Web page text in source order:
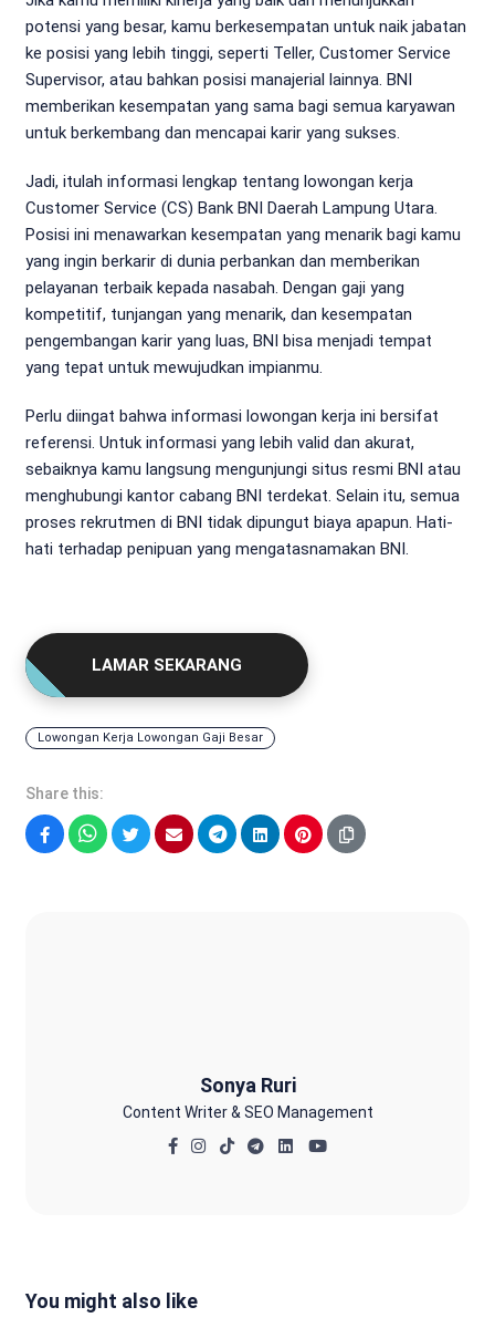
potensi yang besar, kamu berkesempatan untuk naik jabatan
ke posisi yang lebih tinggi, seperti Teller, Customer Service
Supervisor, atau bahkan posisi manajerial lainnya. BNI
memberikan kesempatan yang sama bagi semua karyawan
untuk berkembang dan mencapai karir yang sukses.
Jadi, itulah informasi lengkap tentang lowongan kerja
Customer Service (CS) Bank BNI Daerah Lampung Utara.
Posisi ini menawarkan kesempatan yang menarik bagi kamu
yang ingin berkarir di dunia perbankan dan memberikan
pelayanan terbaik kepada nasabah. Dengan gaji yang
kompetitif, tunjangan yang menarik, dan kesempatan
pengembangan karir yang luas, BNI bisa menjadi tempat
yang tepat untuk mewujudkan impianmu.
Perlu diingat bahwa informasi lowongan kerja ini bersifat
referensi. Untuk informasi yang lebih valid dan akurat,
sebaiknya kamu langsung mengunjungi situs resmi BNI atau
menghubungi kantor cabang BNI terdekat. Selain itu, semua
proses rekrutmen di BNI tidak dipungut biaya apapun. Hati-
hati terhadap penipuan yang mengatasnamakan BNI.
LAMAR SEKARANG
Lowongan Kerja Lowongan Gaji Besar
Share this:
Sonya Ruri
Content Writer & SEO Management
You might also like